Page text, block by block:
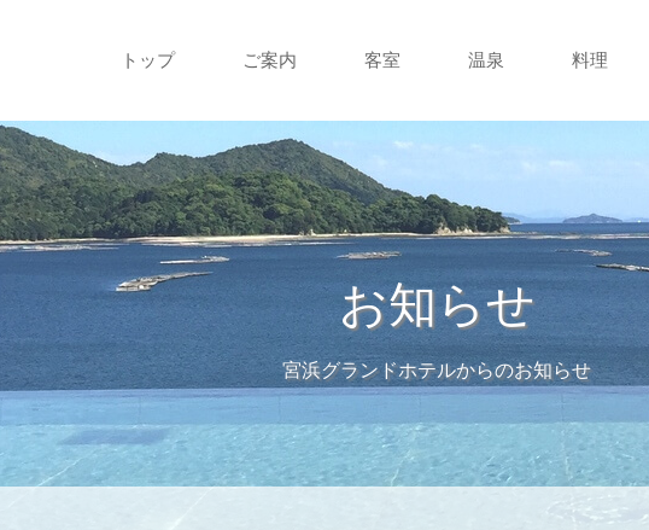
トップ ご案内 客室 温泉 料理
お知らせ
宮浜グランドホテルからのお知らせ